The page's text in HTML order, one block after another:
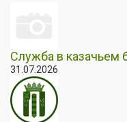
Служба в казачьем
31.07.2026